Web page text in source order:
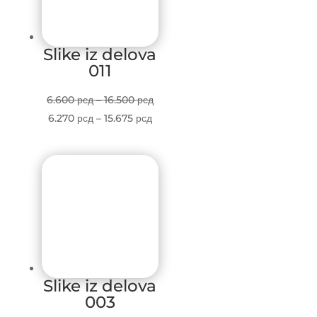
Slike iz delova
011
6.600рсд – 16.500рсдPrice
6.270 рсд – 15.675 рсдPrice
Slike iz delova
003